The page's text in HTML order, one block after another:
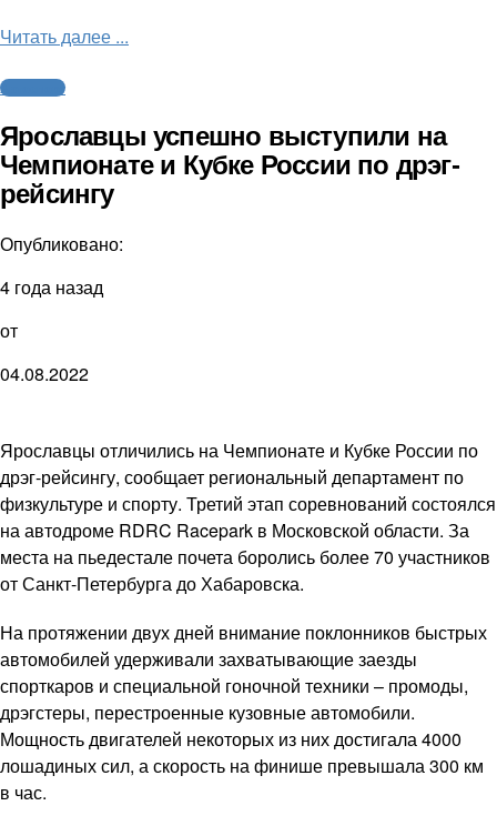
Читать далее ...
Автоспорт
Ярославцы успешно выступили на
Чемпионате и Кубке России по дрэг-
рейсингу
Опубликовано:
4 года назад
от
04.08.2022
Ярославцы отличились на Чемпионате и Кубке России по
дрэг-рейсингу, сообщает региональный департамент по
физкультуре и спорту. Третий этап соревнований состоялся
на автодроме RDRC Racepark в Московской области. За
места на пьедестале почета боролись более 70 участников
от Санкт-Петербурга до Хабаровска.
На протяжении двух дней внимание поклонников быстрых
автомобилей удерживали захватывающие заезды
спорткаров и специальной гоночной техники – промоды,
дрэгстеры, перестроенные кузовные автомобили.
Мощность двигателей некоторых из них достигала 4000
лошадиных сил, а скорость на финише превышала 300 км
в час.